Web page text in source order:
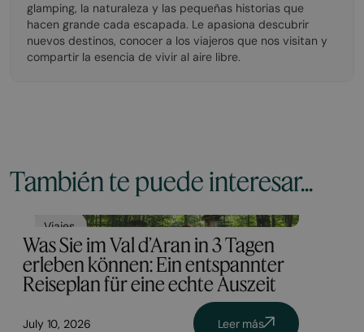
glamping, la naturaleza y las pequeñas historias que
hacen grande cada escapada. Le apasiona descubrir
nuevos destinos, conocer a los viajeros que nos visitan y
compartir la esencia de vivir al aire libre.
También te puede interesar...
Viajes
Was Sie im Val d’Aran in 3 Tagen
erleben können: Ein entspannter
Reiseplan für eine echte Auszeit
July 10, 2026 Leer más